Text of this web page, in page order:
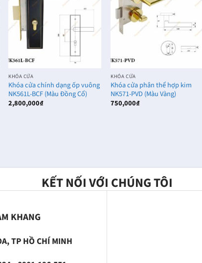
KHÓA CỬA
Khóa cửa chính dạng ốp vuông
NK561L-BCF (Màu Đồng Cổ)
2,800,000₫
KHÓA CỬA
Khóa cửa phân thể hợp kim
NK571-PVD (Màu Vàng)
750,000₫
KẾT NỐI VỚI CHÚNG TÔI
KHANG
TP HỒ CHÍ MINH